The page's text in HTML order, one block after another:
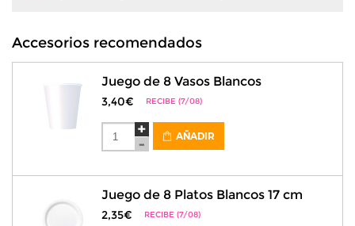
Accesorios recomendados
Juego de 8 Vasos Blancos
3,40€ RECIBE (7/08)
AÑADIR
Juego de 8 Platos Blancos 17 cm
2,35€ RECIBE (7/08)